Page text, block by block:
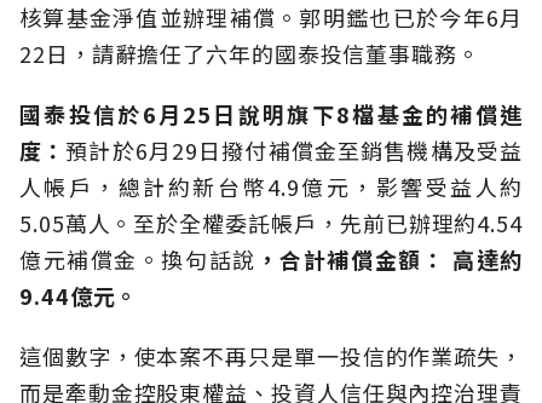
核算基金淨值並辦理補償。郭明鑑也已於今年6月
22日，請辭擔任了六年的國泰投信董事職務。
國泰投信於6月25日說明旗下8檔基金的補償進
度： 預計於6月29日撥付補償金至銷售機構及受益
人帳戶，總計約新台幣4.9億元，影響受益人約
5.05萬人。至於全權委託帳戶，先前已辦理約4.54
億元補償金。換句話說 ，合計補償金額： 高達約
9.44億元。
這個數字，使本案不再只是單一投信的作業疏失，
而是牽動金控股東權益、投資人信任與內控治理責